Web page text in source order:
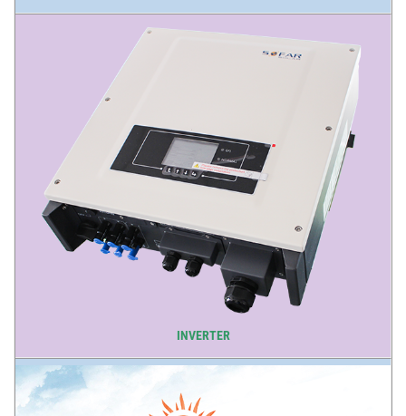
INVERTER